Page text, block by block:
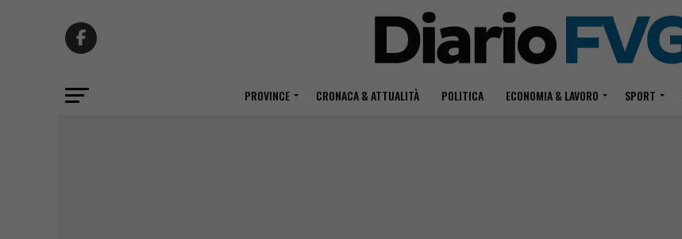
PROVINCE CRONACA & ATTUALITÀ POLITICA ECONOMIA & LAVORO SPORT